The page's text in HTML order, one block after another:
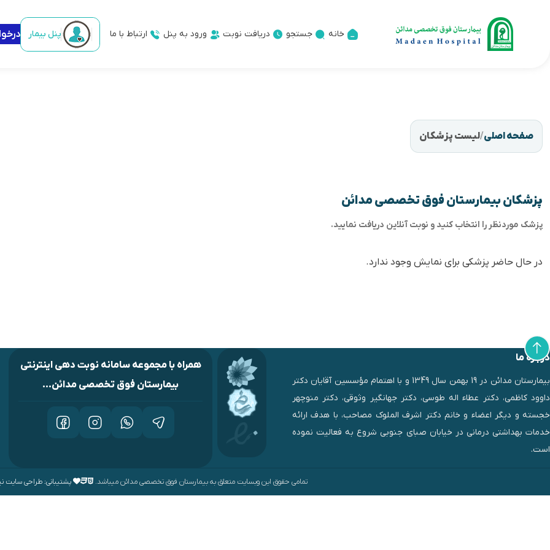
خانه جستجو دریافت نوبت ورود به پنل ارتباط با ما پنل بیمار
صفحه اصلی/لیست پزشکان
پزشکان بیمارستان فوق تخصصی مدائن
پزشک موردنظر را انتخاب کنید و نوبت آنلاین دریافت نمایید.
در حال حاضر پزشکی برای نمایش وجود ندارد.
درباره ما
بیمارستان مدائن در 19 بهمن سال 1349 و با اهتمام مؤسسین آقایان دکتر
داوود کاظمی، دکتر عطاء اله طوسی، دکتر جهانگیر وثوقی، دکتر منوچهر
خجسته و دیگر اعضاء و خانم دکتر اشرف الملوک مصاحب، با هدف ارائه
خدمات بهداشتی درمانی در خیابان صبای جنوبی شروع به فعالیت نموده
است.
همراه با مجموعه سامانه نوبت دهی اینترنتی
بیمارستان فوق تخصصی مدائن...
تمامی حقوق این وبسایت متعلق به بیمارستان فوق تخصصی مدائن میباشد. پشتیبانی: طراحی سایت